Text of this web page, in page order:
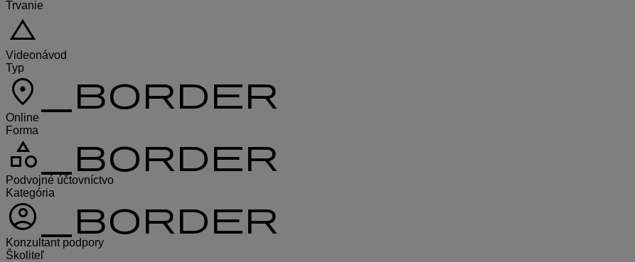
Trvanie
change_history
Videonávod
Typ
location_on_border
Online
Forma
category_border
Podvojné účtovníctvo
Kategória
account_circle_border
Konzultant podpory
Školiteľ